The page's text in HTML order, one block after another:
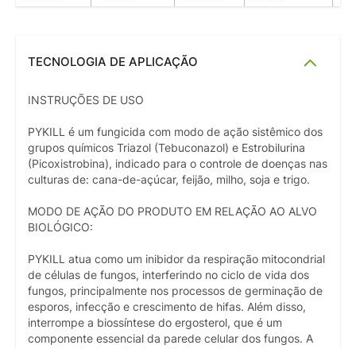
TECNOLOGIA DE APLICAÇÃO
INSTRUÇÕES DE USO
PYKILL é um fungicida com modo de ação sistêmico dos
grupos químicos Triazol (Tebuconazol) e Estrobilurina
(Picoxistrobina), indicado para o controle de doenças nas
culturas de: cana-de-açúcar, feijão, milho, soja e trigo.
MODO DE AÇÃO DO PRODUTO EM RELAÇÃO AO ALVO
BIOLÓGICO:
PYKILL atua como um inibidor da respiração mitocondrial
de células de fungos, interferindo no ciclo de vida dos
fungos, principalmente nos processos de germinação de
esporos, infecção e crescimento de hifas. Além disso,
interrompe a biossíntese do ergosterol, que é um
componente essencial da parede celular dos fungos. A